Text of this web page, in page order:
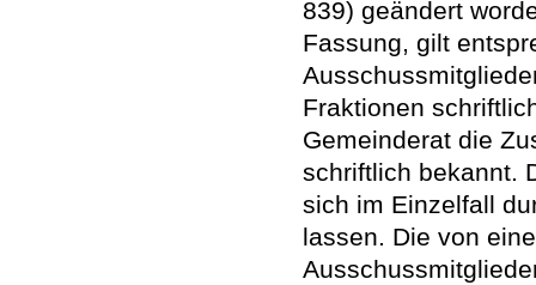
839) geändert
Fassung, gilt
Fraktionen
Gemeinderat die
schriftlich bekannt.
sich im Einzelfall
lassen. Die von